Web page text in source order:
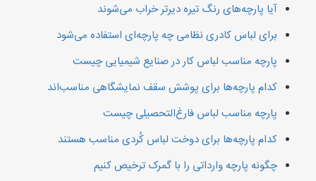
آیا پارچه‌های رنگ تیره دیرتر خراب می‌شوند
برای لباس کادری نظامی چه پارچه‌ای استفاده می‌شود
پارچه مناسب لباس کار در صنایع شیمیایی چیست
کدام پارچه‌ها برای پوشش سقف نمایشگاهی مناسب‌اند
پارچه مناسب لباس فارغ‌التحصیلی چیست
کدام پارچه‌ها برای دوخت لباس کُردی مناسب هستند
چگونه پارچه وارداتی را با گمرک ترخیص کنیم